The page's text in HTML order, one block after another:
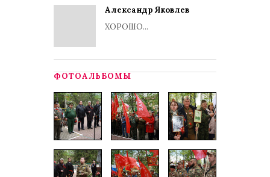
Александр Яковлев
ХОРОШО...
ФОТОАЛЬБОМЫ